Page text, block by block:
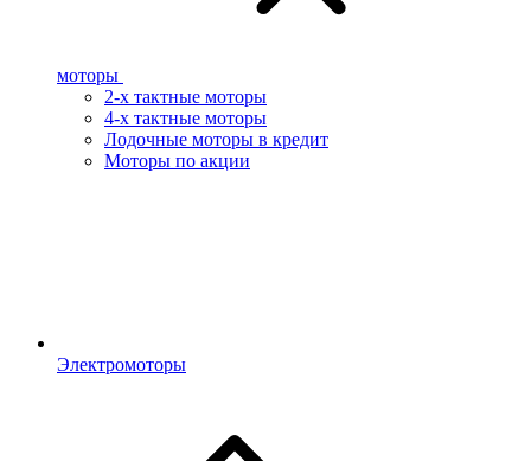
моторы
2-х тактные моторы
4-х тактные моторы
Лодочные моторы в кредит
Моторы по акции
Электромоторы